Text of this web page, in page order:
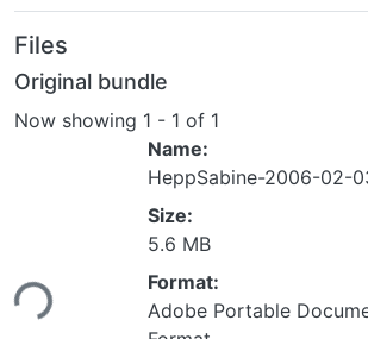
Files
Original bundle
Now showing 1 - 1 of 1
Name:
HeppSabine-2006-02-
Size:
5.6 MB
Format:
Adobe Portable